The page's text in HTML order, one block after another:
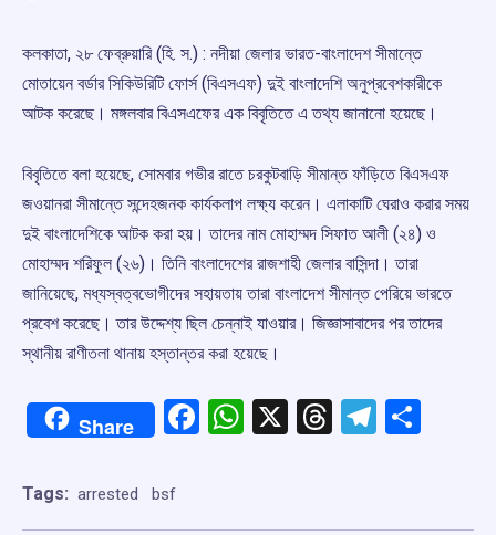
কলকাতা, ২৮ ফেব্রুয়ারি (হি. স.) : নদীয়া জেলার ভারত-বাংলাদেশ সীমান্তে
মোতায়েন বর্ডার সিকিউরিটি ফোর্স (বিএসএফ) দুই বাংলাদেশি অনুপ্রবেশকারীকে
আটক করেছে। মঙ্গলবার বিএসএফের এক বিবৃতিতে এ তথ্য জানানো হয়েছে।
বিবৃতিতে বলা হয়েছে, সোমবার গভীর রাতে চরকুটবাড়ি সীমান্ত ফাঁড়িতে বিএসএফ
জওয়ানরা সীমান্তে সন্দেহজনক কার্যকলাপ লক্ষ্য করেন। এলাকাটি ঘেরাও করার সময়
দুই বাংলাদেশিকে আটক করা হয়। তাদের নাম মোহাম্মদ সিফাত আলী (২৪) ও
মোহাম্মদ শরিফুল (২৬)। তিনি বাংলাদেশের রাজশাহী জেলার বাসিন্দা। তারা
জানিয়েছে, মধ্যস্বত্বভোগীদের সহায়তায় তারা বাংলাদেশ সীমান্ত পেরিয়ে ভারতে
প্রবেশ করেছে। তার উদ্দেশ্য ছিল চেন্নাই যাওয়ার। জিজ্ঞাসাবাদের পর তাদের
স্থানীয় রাণীতলা থানায় হস্তান্তর করা হয়েছে।
Share Facebook
WhatsApp
X Threads
Tags: arrested bsf